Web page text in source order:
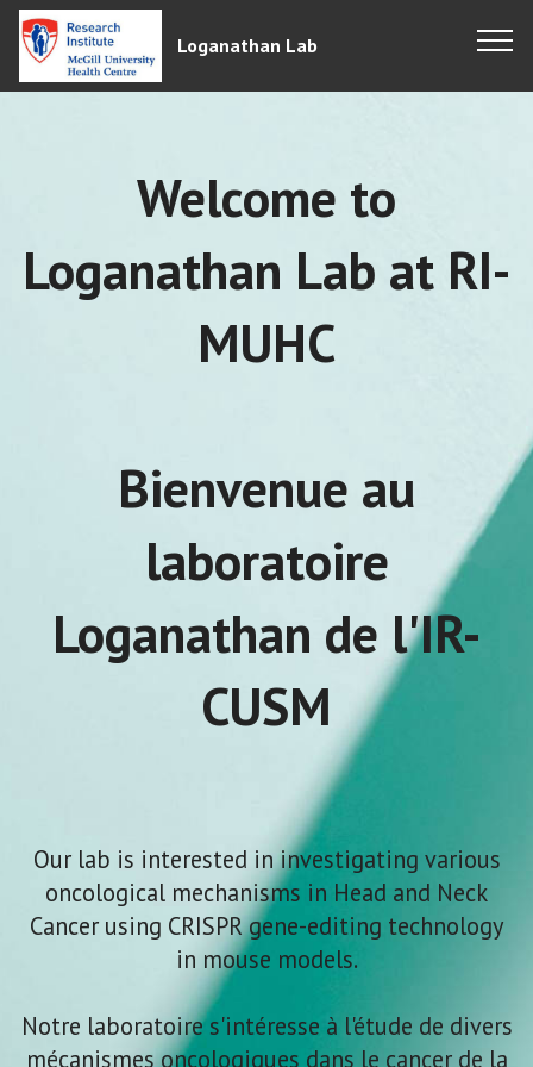
Loganathan Lab
Welcome to
Loganathan Lab at RI-
MUHC
Bienvenue au
laboratoire
Loganathan de l'IR-
CUSM
Our lab is interested in investigating various
oncological mechanisms in Head and Neck
Cancer using CRISPR gene-editing technology
in mouse models.
Notre laboratoire s'intéresse à l'étude de divers
mécanismes oncologiques dans le cancer de la